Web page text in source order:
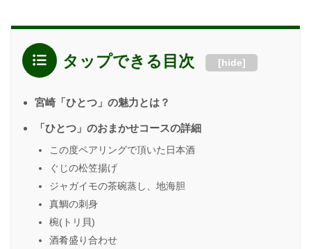
タップできる目次 [hide]
宮崎「ひとつ」の魅力とは？
「ひとつ」のおまかせコースの詳細
この度ペアリングで頂いた日本酒
ぐじの松笠揚げ
ジャガイモの茶碗蒸し、地海胆
真鯛の刺身
椀(トリ貝)
酒肴盛り合わせ